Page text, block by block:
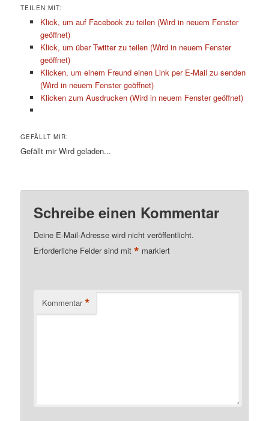
TEILEN MIT:
Klick, um auf Facebook zu teilen (Wird in neuem Fenster
geöffnet)
Klick, um über Twitter zu teilen (Wird in neuem Fenster
geöffnet)
Klicken, um einem Freund einen Link per E-Mail zu senden
(Wird in neuem Fenster geöffnet)
Klicken zum Ausdrucken (Wird in neuem Fenster geöffnet)
GEFÄLLT MIR:
Gefällt mir Wird geladen...
Schreibe einen Kommentar
Deine E-Mail-Adresse wird nicht veröffentlicht.
Erforderliche Felder sind mit* markiert
Kommentar *